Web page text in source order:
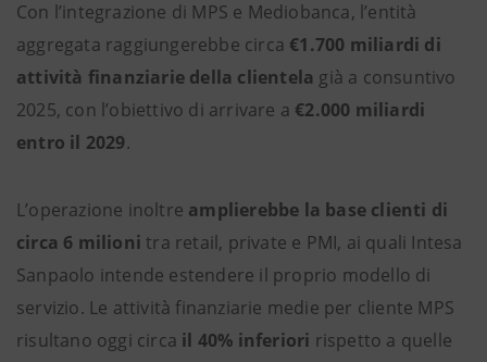
Con l’integrazione di MPS e Mediobanca, l’entità
aggregata raggiungerebbe circa €1.700 miliardi di
attività finanziarie della clientela già a consuntivo
2025, con l’obiettivo di arrivare a €2.000 miliardi
entro il 2029.
L’operazione inoltre amplierebbe la base clienti di
circa 6 milionitra retail, private e PMI, ai quali Intesa
Sanpaolo intende estendere il proprio modello di
servizio. Le attività finanziarie medie per cliente MPS
risultano oggi circa il 40% inferiori rispetto a quelle